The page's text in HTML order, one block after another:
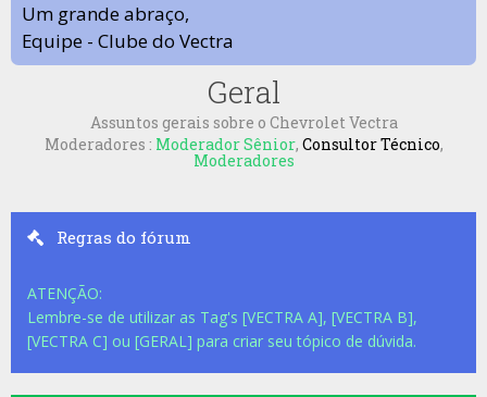
Um grande abraço,
Equipe - Clube do Vectra
Geral
Assuntos gerais sobre o Chevrolet Vectra
Moderadores : Moderador Sênior, Consultor Técnico,
Moderadores
Regras do fórum
ATENÇÃO:
Lembre-se de utilizar as Tag's [VECTRA A], [VECTRA B],
[VECTRA C] ou [GERAL] para criar seu tópico de dúvida.